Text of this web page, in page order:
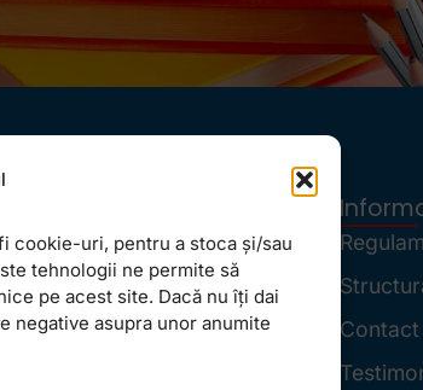
cookie-uri, pentru a stoca și/sau
tehnologii ne permite să
pe acest site. Dacă nu îți dai
negative asupra unor anumite
Dr. Taberei
Ghencea
Titan
Contact